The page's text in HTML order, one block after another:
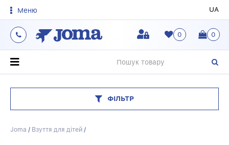
Меню UA
0
0
ФІЛЬТР
Joma / Взуття для дітей /